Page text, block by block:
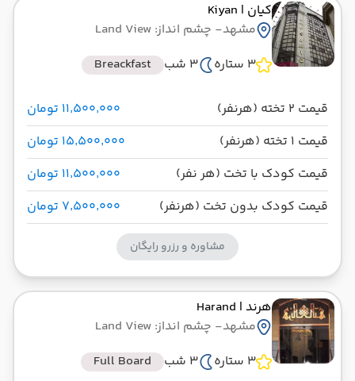
کیان | Kiyan
مشهد- چشم انداز: Land View
3 ستاره
3 شب Breackfast
قیمت 2 تخته (هرنفر)
۱۱٬۵۰۰٬۰۰۰ تومان
قیمت 1 تخته (هرنفر)
۱۵٬۵۰۰٬۰۰۰ تومان
قیمت کودک با تخت (هر نفر)
۱۱٬۵۰۰٬۰۰۰ تومان
قیمت کودک بدون تخت (هرنفر)
۷٬۵۰۰٬۰۰۰ تومان
مشاوره و رزرو رایگان
هرند | Harand
مشهد- چشم انداز: Land View
3 ستاره
3 شب Full Board